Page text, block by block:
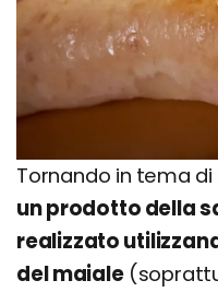
Tornando in tema
un prodotto della
realizzato
del maiale